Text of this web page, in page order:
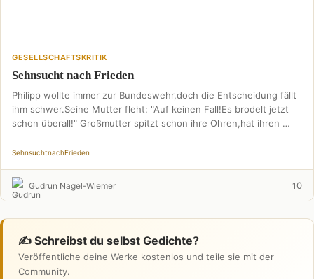
GESELLSCHAFTSKRITIK
Sehnsucht nach Frieden
Philipp wollte immer zur Bundeswehr,doch die Entscheidung fällt
ihm schwer.Seine Mutter fleht: "Auf keinen Fall!Es brodelt jetzt
schon überall!" Großmutter spitzt schon ihre Ohren,hat ihren …
SehnsuchtnachFrieden
Gudrun Nagel-Wiemer 10
✍️ Schreibst du selbst Gedichte?
Veröffentliche deine Werke kostenlos und teile sie mit der
Community.